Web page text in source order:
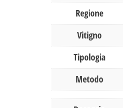
Regione
Vitigno
Tipologia
Metodo